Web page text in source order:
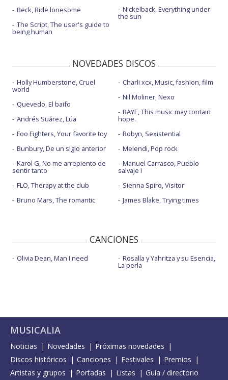
Beck, Ride lonesome
The Script, The user's guide to
being human
Nickelback, Everything under
the sun
NOVEDADES DISCOS
Holly Humberstone, Cruel
world
Quevedo, El baifo
Andrés Suárez, Lúa
Foo Fighters, Your favorite toy
Bunbury, De un siglo anterior
Karol G, No me arrepiento de
sentir tanto
FLO, Therapy at the club
Bruno Mars, The romantic
Charli xcx, Music, fashion, film
Nil Moliner, Nexo
RAYE, This music may contain
hope.
Robyn, Sexistential
Melendi, Pop rock
Manuel Carrasco, Pueblo
salvaje I
Sienna Spiro, Visitor
James Blake, Trying times
CANCIONES
Olivia Dean, Man I need Rosalía y Yahritza y su Esencia,
La perla
MUSICALIA
Noticias Novedades
Próximas novedades
Discos históricos
Canciones Festivales
Premios
Artistas y grupos
Portadas Listas Guía / directorio